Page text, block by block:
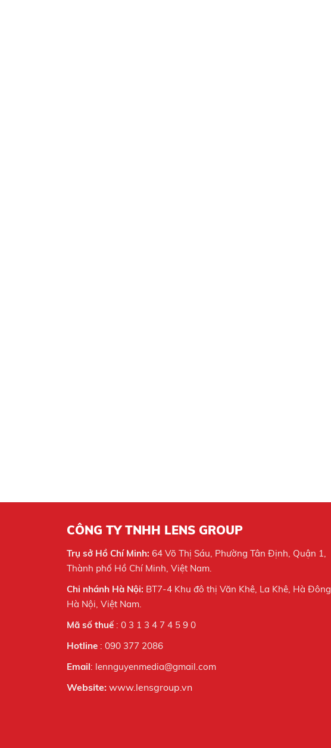
CÔNG TY TNHH LENS GROUP
Trụ sở Hồ Chí Minh: 64 Võ Thị Sáu, Phường Tân Định, Quận 1,
Thành phố Hồ Chí Minh, Việt Nam.
Chi nhánh Hà Nội: BT7-4 Khu đô thị Văn Khê, La Khê, Hà Đông,
Hà Nội, Việt Nam.
Mã số thuế: 0 3 1 3 4 7 4 5 9 0
Hotline : 090 377 2086
Email: lennguyenmedia@gmail.com
Website: www.lensgroup.vn